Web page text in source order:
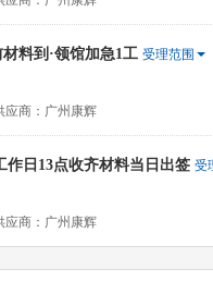
料到·领馆加急1工 受理范围
应商：广州康辉
日13点收齐材料当日出签 受
应商：广州康辉